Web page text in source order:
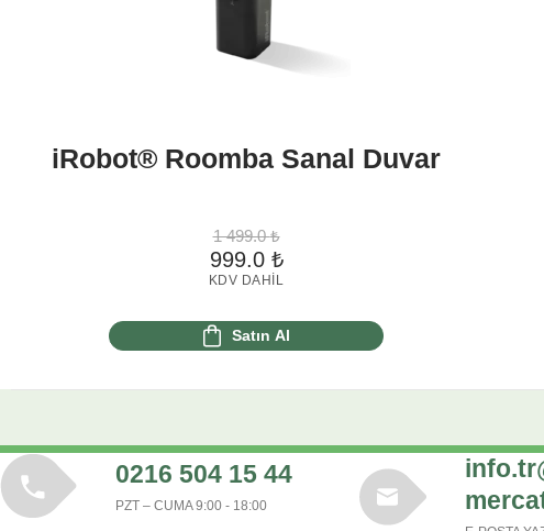
iRobot® Roomba Sanal Duvar
1 499.0₺
999.0 ₺
KDV DAHIL
Satın Al
0216 504 15 44
PZT – CUMA 9:00 - 18:00